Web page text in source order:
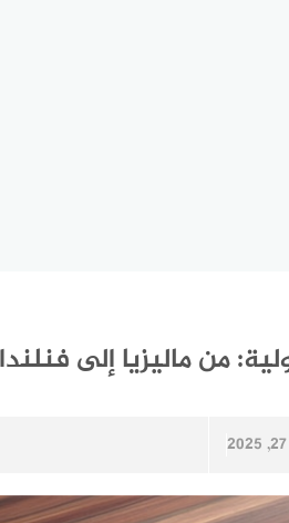
من ماليزيا إلى